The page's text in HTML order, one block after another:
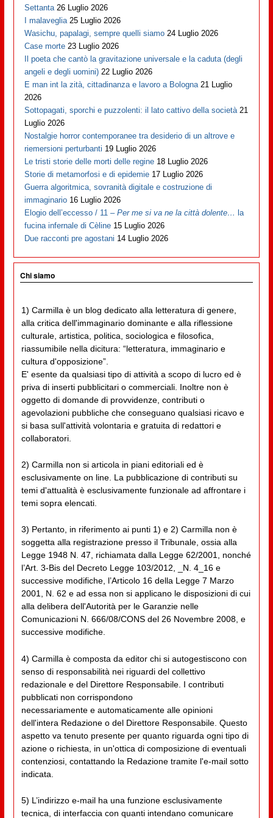
Settanta 26 Luglio 2026
I malaveglia 25 Luglio 2026
Wasichu, papalagi, sempre quelli siamo 24 Luglio 2026
Case morte 23 Luglio 2026
Il poeta che cantò la gravitazione universale e la caduta (degli
angeli e degli uomini) 22 Luglio 2026
E man int la zità, cittadinanza e lavoro a Bologna 21 Luglio
2026
Sottopagati, sporchi e puzzolenti: il lato cattivo della società 21
Luglio 2026
Nostalgie horror contemporanee tra desiderio di un altrove e
riemersioni perturbanti 19 Luglio 2026
Le tristi storie delle morti delle regine 18 Luglio 2026
Storie di metamorfosi e di epidemie 17 Luglio 2026
Guerra algoritmica, sovranità digitale e costruzione di
immaginario 16 Luglio 2026
Elogio dell’eccesso / 11 –Per me si va ne la città dolente… la
fucina infernale di Cèline 15 Luglio 2026
Due racconti pre agostani 14 Luglio 2026
Chi siamo
1) Carmilla è un blog dedicato alla letteratura di genere,
alla critica dell'immaginario dominante e alla riflessione
culturale, artistica, politica, sociologica e filosofica,
riassumibile nella dicitura: “letteratura, immaginario e
cultura d'opposizione”.
E' esente da qualsiasi tipo di attività a scopo di lucro ed è
priva di inserti pubblicitari o commerciali. Inoltre non è
oggetto di domande di provvidenze, contributi o
agevolazioni pubbliche che conseguano qualsiasi ricavo e
si basa sull'attività volontaria e gratuita di redattori e
collaboratori.
2) Carmilla non si articola in piani editoriali ed è
esclusivamente on line. La pubblicazione di contributi su
temi d'attualità è esclusivamente funzionale ad affrontare i
temi sopra elencati.
3) Pertanto, in riferimento ai punti 1) e 2) Carmilla non è
soggetta alla registrazione presso il Tribunale, ossia alla
Legge 1948 N. 47, richiamata dalla Legge 62/2001, nonché
l’Art. 3-Bis del Decreto Legge 103/2012, _N. 4_16 e
successive modifiche, l’Articolo 16 della Legge 7 Marzo
2001, N. 62 e ad essa non si applicano le disposizioni di cui
alla delibera dell'Autorità per le Garanzie nelle
Comunicazioni N. 666/08/CONS del 26 Novembre 2008, e
successive modifiche.
4) Carmilla è composta da editor chi si autogestiscono con
senso di responsabilità nei riguardi del collettivo
redazionale e del Direttore Responsabile. I contributi
pubblicati non corrispondono
necessariamente e automaticamente alle opinioni
dell'intera Redazione o del Direttore Responsabile. Questo
aspetto va tenuto presente per quanto riguarda ogni tipo di
azione o richiesta, in un'ottica di composizione di eventuali
contenziosi, contattando la Redazione tramite l'e-mail sotto
indicata.
5) L’indirizzo e-mail ha una funzione esclusivamente
tecnica, di interfaccia con quanti intendano comunicare